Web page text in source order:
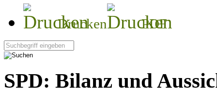
Drucken PDF
Seite durchsuchen:
SPD: Bilanz und